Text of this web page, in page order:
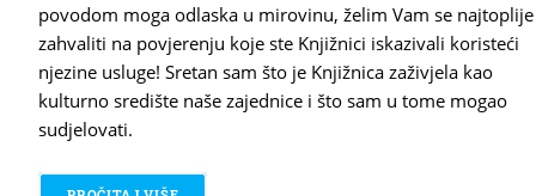
povodom moga odlaska u mirovinu, želim Vam se najtoplije
zahvaliti na povjerenju koje ste Knjižnici iskazivali koristeći
njezine usluge! Sretan sam što je Knjižnica zaživjela kao
kulturno središte naše zajednice i što sam u tome mogao
sudjelovati.